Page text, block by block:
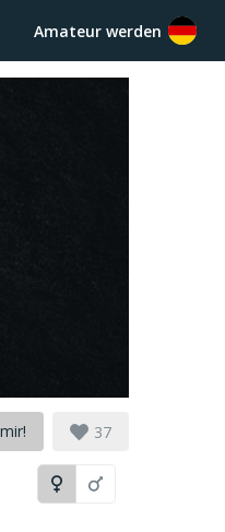
Amateur werden
37